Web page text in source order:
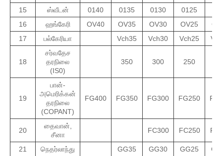
15
ஸ்வீடன் 0140 0135 0130 0125
16
ஹங்கேரி OV40 OV35 OV30 OV25
17
பல்கேரியா Vch35 Vch30 Vch25
18
சர்வதேச
தரநிலை
(IS0)
350 300 250
19
பான்-
அமெரிக்கன்
தரநிலை
(COPANT)
FG400 FG350 FG300 FG250
20
தைவான்,
சீனா
FC300 FC250
21 நெதர்லாந்து GG35 GG30 GG25